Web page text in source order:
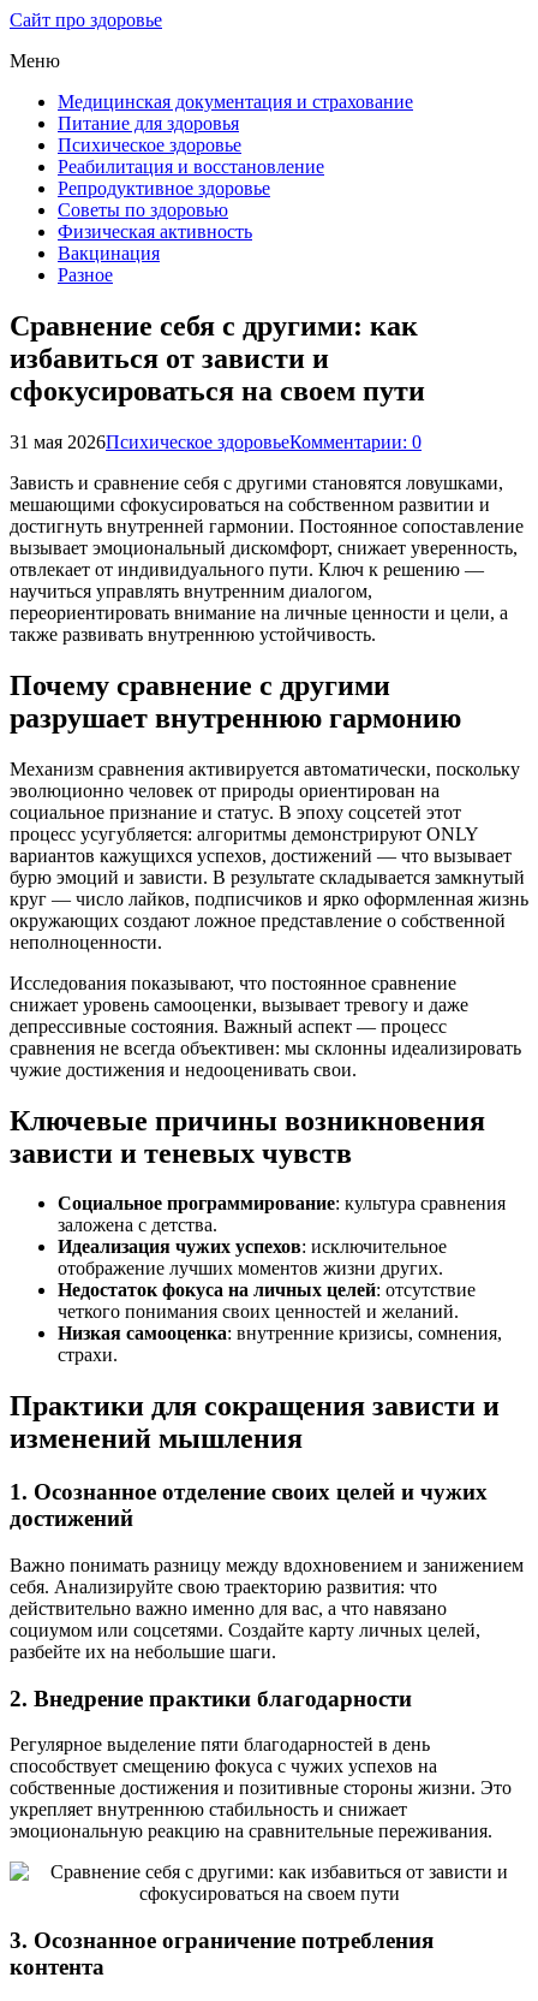
Сайт про здоровье
Меню
Медицинская документация и страхование
Питание для здоровья
Психическое здоровье
Реабилитация и восстановление
Репродуктивное здоровье
Советы по здоровью
Физическая активность
Вакцинация
Разное
Сравнение себя с другими: как
избавиться от зависти и
сфокусироваться на своем пути
31 мая 2026Психическое здоровьеКомментарии: 0
Зависть и сравнение себя с другими становятся ловушками,
мешающими сфокусироваться на собственном развитии и
достигнуть внутренней гармонии. Постоянное сопоставление
вызывает эмоциональный дискомфорт, снижает уверенность,
отвлекает от индивидуального пути. Ключ к решению —
научиться управлять внутренним диалогом,
переориентировать внимание на личные ценности и цели, а
также развивать внутреннюю устойчивость.
Почему сравнение с другими
разрушает внутреннюю гармонию
Механизм сравнения активируется автоматически, поскольку
эволюционно человек от природы ориентирован на
социальное признание и статус. В эпоху соцсетей этот
процесс усугубляется: алгоритмы демонстрируют ONLY
вариантов кажущихся успехов, достижений — что вызывает
бурю эмоций и зависти. В результате складывается замкнутый
круг — число лайков, подписчиков и ярко оформленная жизнь
окружающих создают ложное представление о собственной
неполноценности.
Исследования показывают, что постоянное сравнение
снижает уровень самооценки, вызывает тревогу и даже
депрессивные состояния. Важный аспект — процесс
сравнения не всегда объективен: мы склонны идеализировать
чужие достижения и недооценивать свои.
Ключевые причины возникновения
зависти и теневых чувств
Социальное программирование: культура сравнения
заложена с детства.
Идеализация чужих успехов: исключительное
отображение лучших моментов жизни других.
Недостаток фокуса на личных целей: отсутствие
четкого понимания своих ценностей и желаний.
Низкая самооценка: внутренние кризисы, сомнения,
страхи.
Практики для сокращения зависти и
изменений мышления
1. Осознанное отделение своих целей и чужих
достижений
Важно понимать разницу между вдохновением и занижением
себя. Анализируйте свою траекторию развития: что
действительно важно именно для вас, а что навязано
социумом или соцсетями. Создайте карту личных целей,
разбейте их на небольшие шаги.
2. Внедрение практики благодарности
Регулярное выделение пяти благодарностей в день
способствует смещению фокуса с чужих успехов на
собственные достижения и позитивные стороны жизни. Это
укрепляет внутреннюю стабильность и снижает
эмоциональную реакцию на сравнительные переживания.
3. Осознанное ограничение потребления
контента